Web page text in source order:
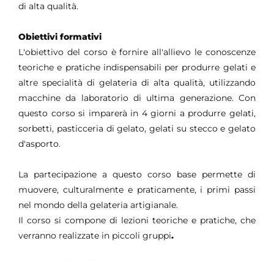
di alta qualità.
Obiettivi formativi
L'obiettivo del corso è fornire all'allievo le conoscenze
teoriche e pratiche indispensabili per produrre gelati e
altre specialità di gelateria di alta qualità, utilizzando
macchine da laboratorio di ultima generazione. Con
questo corso si imparerà in 4 giorni a produrre gelati,
sorbetti, pasticceria di gelato, gelati su stecco e gelato
d'asporto.
La partecipazione a questo corso base permette di
muovere, culturalmente e praticamente, i primi passi
nel mondo della gelateria artigianale.
Il corso si compone di lezioni teoriche e pratiche, che
verranno realizzate in piccoli gruppi.